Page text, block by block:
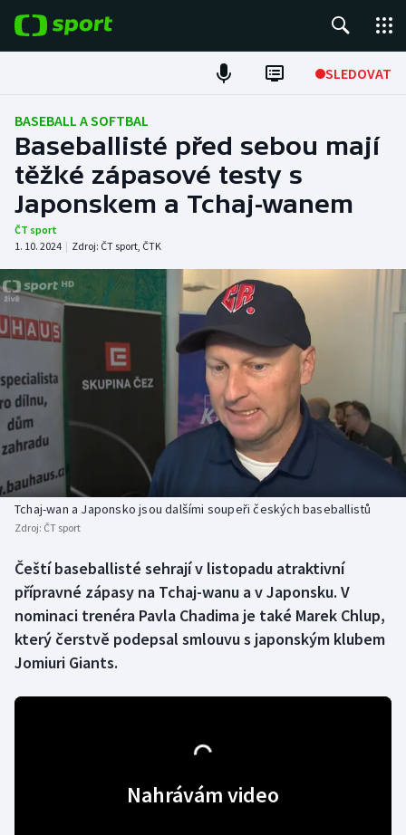
SLEDOVAT
Fotbal
Hokej
Tenis
Atletika
Cyklistika
DALŠÍ SPORTY
Americký fotbal
Baseball a softbal
Biatlon
Box
Curling
NEPŘEHLÉDNĚTE
Soutěže
Historické návraty
Aplikace ČT sport
BASEBALL A SOFTBAL
Baseballisté před sebou mají
těžké zápasové testy s
Japonskem a Tchaj-wanem
ČT sport
1. 10. 2024 | Zdroj: ČT sport, ČTK
Tchaj-wan a Japonsko jsou dalšími soupeři českých baseballistů
Zdroj: ČT sport
Čeští baseballisté sehrají v listopadu atraktivní
přípravné zápasy na Tchaj-wanu a v Japonsku. V
nominaci trenéra Pavla Chadima je také Marek Chlup,
který čerstvě podepsal smlouvu s japonským klubem
Jomiuri Giants.
Nahrávám video